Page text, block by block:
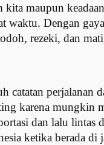
kita maupun
waktu. Dengan
rezeki, dan
catatan perjalanan
karena mungkin
dan lalu lintas
ketika berada